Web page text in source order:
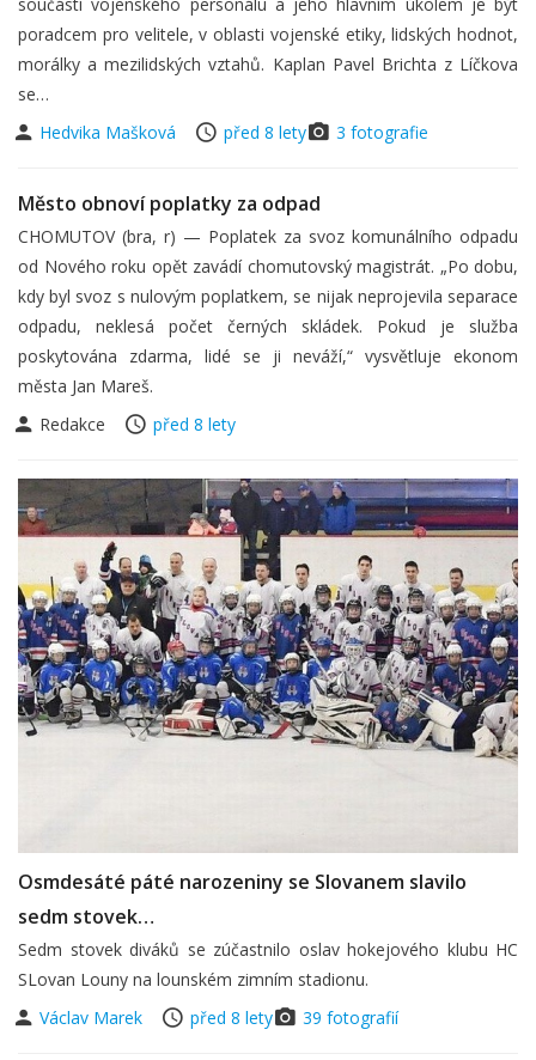
poradcem pro velitele, v oblasti vojenské etiky, lidských hodnot,
morálky a mezilidských vztahů. Kaplan Pavel Brichta z Líčkova
se…
Hedvika Mašková
před 8 lety 3 fotografie
Město obnoví poplatky za odpad
CHOMUTOV (bra, r) — Poplatek za svoz komunálního odpadu
od Nového roku opět zavádí chomutovský magistrát. „Po dobu,
kdy byl svoz s nulovým poplatkem, se nijak neprojevila separace
odpadu, neklesá počet černých skládek. Pokud je služba
poskytována zdarma, lidé se ji neváží,“ vysvětluje ekonom
města Jan Mareš.
Redakce
před 8 lety
Osmdesáté páté narozeniny se Slovanem slavilo
sedm stovek…
Sedm stovek diváků se zúčastnilo oslav hokejového klubu HC
SLovan Louny na lounském zimním stadionu.
Václav Marek
před 8 lety 39 fotografií